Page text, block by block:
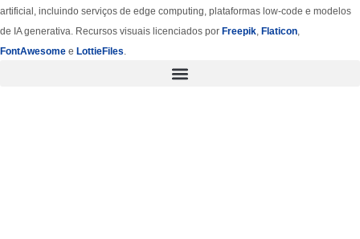
artificial, incluindo serviços de edge computing, plataformas low-code e modelos
de IA generativa. Recursos visuais licenciados por Freepik, Flaticon,
FontAwesome e LottieFiles.